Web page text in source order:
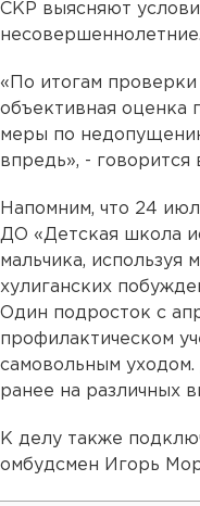
СКР выясняют
несовершеннолетние.
«По итогам
объективная оценка
меры по
впредь», - говорится
Напомним, что 24
ДО «Детская школа
мальчика, используя
хулиганских
Один подросток с
профилактическом
самовольным
ранее на различных
К делу также
омбудсмен Игорь